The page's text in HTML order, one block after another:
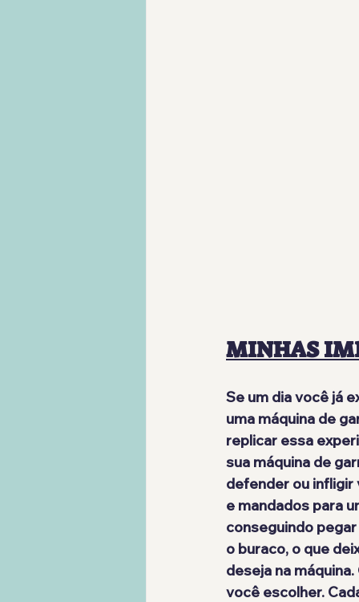
MINHAS
Se um dia você já
uma máquina de
replicar essa
sua máquina de
defender ou infligir
e mandados para
conseguindo
o buraco, o que
deseja na
você escolher.